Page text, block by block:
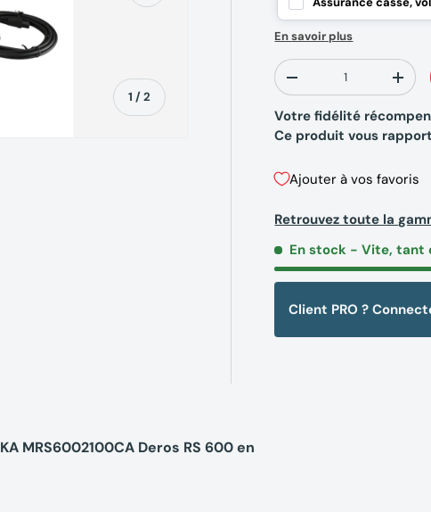
1 /de
2
En savoir plus
Qté
-
+
Votre fidélité
Ce produit vous
Ajouter à vos favoris
Retrouvez toute la
En stock - Vite, tant
Client PRO ?
MRS6002100CA Deros RS 600 en